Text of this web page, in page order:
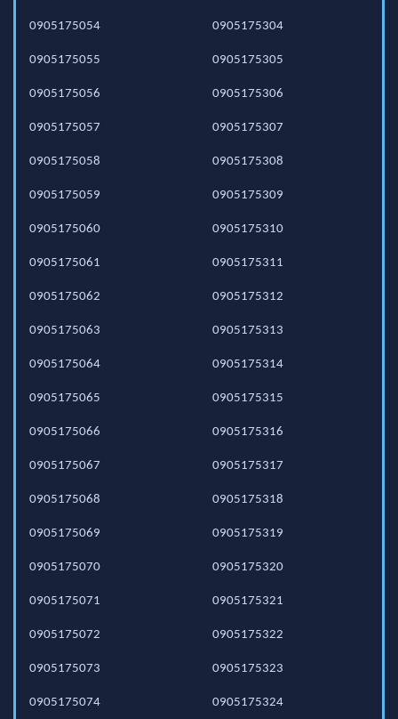
0905175054
0905175055
0905175056
0905175057
0905175058
0905175059
0905175060
0905175061
0905175062
0905175063
0905175064
0905175065
0905175066
0905175067
0905175068
0905175069
0905175070
0905175071
0905175072
0905175073
0905175074
0905175304
0905175305
0905175306
0905175307
0905175308
0905175309
0905175310
0905175311
0905175312
0905175313
0905175314
0905175315
0905175316
0905175317
0905175318
0905175319
0905175320
0905175321
0905175322
0905175323
0905175324